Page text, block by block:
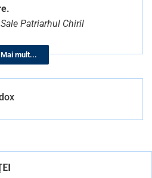
Patriarhul Chiril
Mai mult...